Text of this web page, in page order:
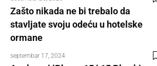
Zašto nikada ne bi trebalo da
stavljate svoju odeću u hotelske
ormane
septembar 17, 2024